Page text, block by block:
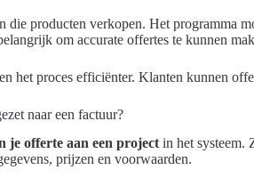
producten verkopen. Het programma
om accurate offertes te kunnen
het proces efficiënter. Klanten kunnen
naar een factuur?
je offerte aan een project in het systeem.
prijzen en voorwaarden.